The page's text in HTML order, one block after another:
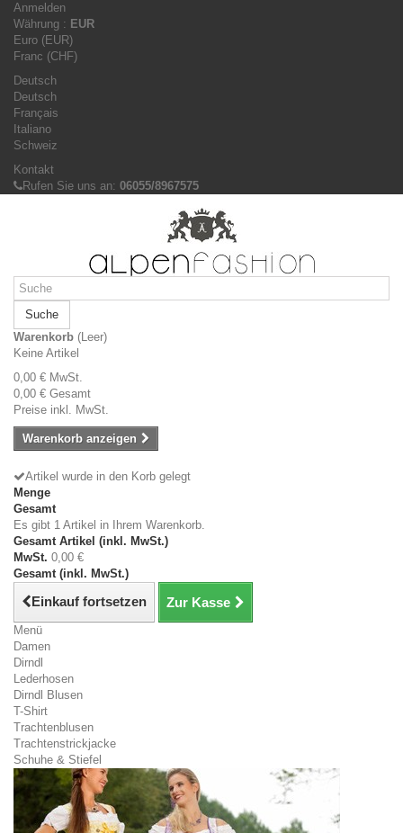
Anmelden
Währung : EUR
Euro (EUR)
Franc (CHF)
Deutsch
Deutsch
Français
Italiano
Schweiz
Kontakt
Rufen Sie uns an: 06055/8967575
Suche
Warenkorb (Leer)
Keine Artikel
0,00 € MwSt.
0,00 € Gesamt
Preise inkl. MwSt.
Warenkorb anzeigen
Artikel wurde in den Korb gelegt
Menge
Gesamt
Es gibt 1 Artikel in Ihrem Warenkorb.
Gesamt Artikel (inkl. MwSt.)
MwSt. 0,00 €
Gesamt (inkl. MwSt.)
Einkauf fortsetzen Zur Kasse
Menü
Damen
Dirndl
Lederhosen
Dirndl Blusen
T-Shirt
Trachtenblusen
Trachtenstrickjacke
Schuhe & Stiefel